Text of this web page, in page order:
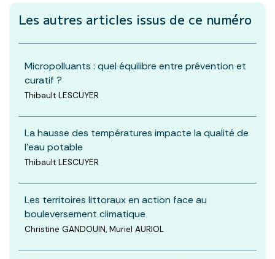
Les autres articles issus de ce numéro
Micropolluants : quel équilibre entre prévention et
curatif ?
Thibault LESCUYER
La hausse des températures impacte la qualité de
l’eau potable
Thibault LESCUYER
Les territoires littoraux en action face au
bouleversement climatique
Christine GANDOUIN, Muriel AURIOL